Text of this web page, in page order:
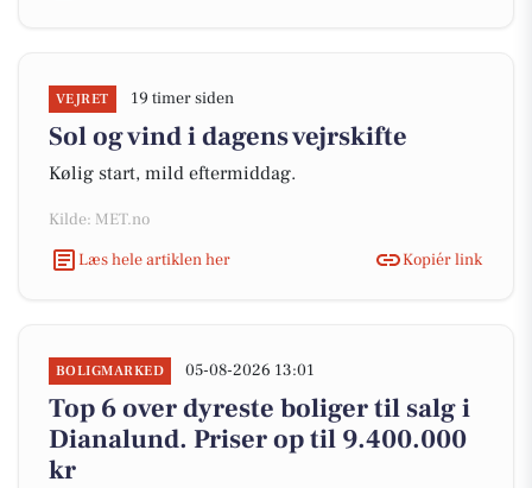
VEJRET 19 timer siden
Sol og vind i dagens vejrskifte
Kølig start, mild eftermiddag.
Kilde: MET.no
Læs hele artiklen her
Kopiér link
BOLIGMARKED 05-08-2026 13:01
Top 6 over dyreste boliger til salg i
Dianalund. Priser op til 9.400.000
kr